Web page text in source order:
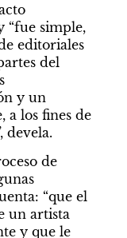
“fue simple,
editoriales
del
y un
a los fines de
devela.
de
“que el
un artista
y que le